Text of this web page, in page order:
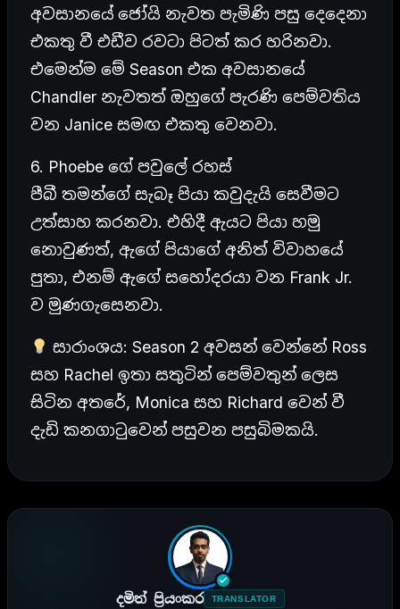
අවසානයේ ජෝයි නැවත පැමිණි පසු දෙදෙනා
එකතු වී එඩීව රවටා පිටත් කර හරිනවා.
එමෙන්ම මේ Season එක අවසානයේ
Chandler නැවතත් ඔහුගේ පැරණි පෙම්වතිය
වන Janice සමඟ එකතු වෙනවා.
6. Phoebe ගේ පවුලේ රහස්
පීබී තමන්ගේ සැබෑ පියා කවුදැයි සෙවීමට
උත්සාහ කරනවා. එහිදී ඇයට පියා හමු
නොවුණත්, ඇගේ පියාගේ අනිත් විවාහයේ
පුතා, එනම් ඇගේ සහෝදරයා වන Frank Jr.
ව මුණගැසෙනවා.
සාරාංශය: Season 2 අවසන් වෙන්නේ Ross
සහ Rachel ඉතා සතුටින් පෙම්වතුන් ලෙස
සිටින අතරේ, Monica සහ Richard වෙන් වී
දැඩි කනගාටුවෙන් පසුවන පසුබිමකයි.
දමිත් ප්‍රියංකර TRANSLATOR